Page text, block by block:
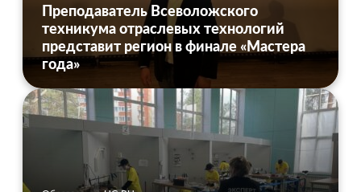
Преподаватель Всеволожского
техникума отраслевых технологий
представит регион в финале «Мастера
года»